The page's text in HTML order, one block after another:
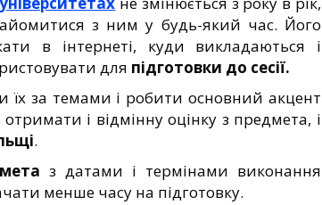
з ним у будь-який час. Його
в інтернеті, куди викладаються і
для підготовки до сесії.
за темами і робити основний акцент
і відмінну оцінку з предмета, і
.
з датами і термінами виконання
менше часу на підготовку.